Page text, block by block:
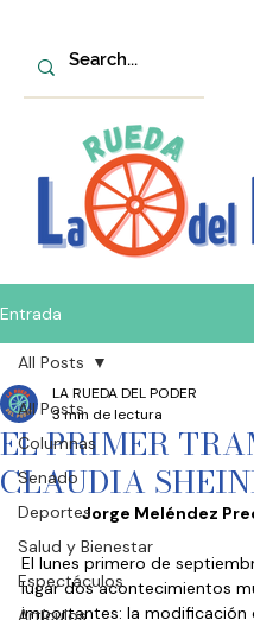
Entrada
All Posts
Columnas
Senado
Deportes
Salud y Bienestar
Espectáculos
Artículos
All Posts
EL PRIMER
CLAUDIA
LA RUEDA DEL PODER
3 min de lectura
Jorge Meléndez
El lunes primero de
lugar dos acontecimientos
importantes: la modificación